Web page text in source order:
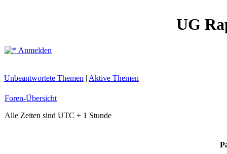
UG
Anmelden
Unbeantwortete Themen | Aktive Themen
Foren-Übersicht
Alle Zeiten sind UTC + 1 Stunde